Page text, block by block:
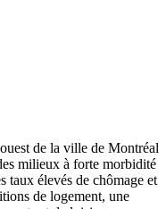
de la ville de Montréal
milieux à forte morbidité
taux élevés de chômage et
de logement, une